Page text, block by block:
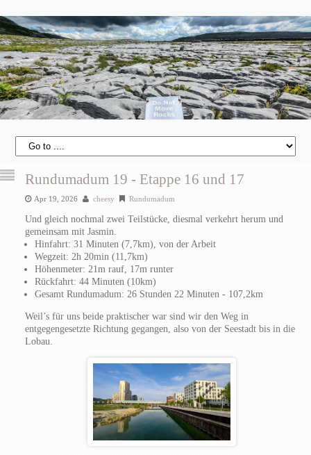
Rundumadum 19 - Etappe 16 und 17
Apr 19, 2026 cheesy Rundumadum
Und gleich nochmal zwei Teilstücke, diesmal verkehrt herum und
gemeinsam mit Jasmin.
Hinfahrt: 31 Minuten (7,7km), von der Arbeit
Wegzeit: 2h 20min (11,7km)
Höhenmeter: 21m rauf, 17m runter
Rückfahrt: 44 Minuten (10km)
Gesamt Rundumadum: 26 Stunden 22 Minuten - 107,2km
Weil’s für uns beide praktischer war sind wir den Weg in
entgegengesetzte Richtung gegangen, also von der Seestadt bis in die
Lobau.